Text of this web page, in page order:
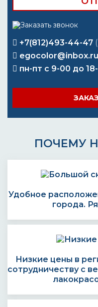
+7(812)493-44-47
egocolor@inbox.ru
пн-пт с 9-00 до
ПОЧЕМУ
Удобное
города.
Низкие цены в
сотрудничеству с